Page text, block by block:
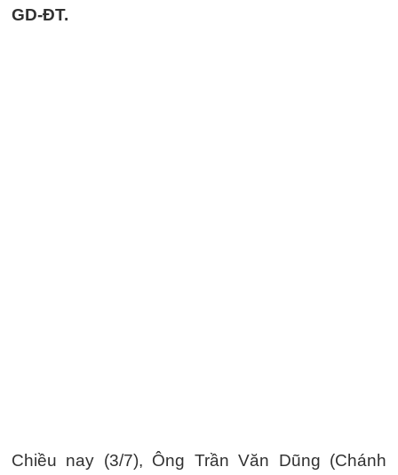
GD-ĐT.
Chiều nay (3/7), Ông Trần Văn Dũng (Chánh